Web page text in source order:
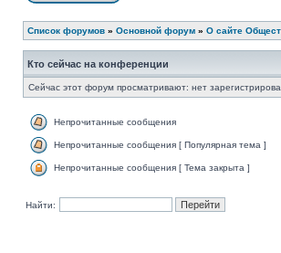
Список форумов » Основной форум » О сайте
Кто сейчас на конференции
Сейчас этот форум просматривают: нет
Непрочитанные сообщения
Непрочитанные сообщения [ Популярная тема ]
Непрочитанные сообщения [ Тема закрыта ]
Найти: